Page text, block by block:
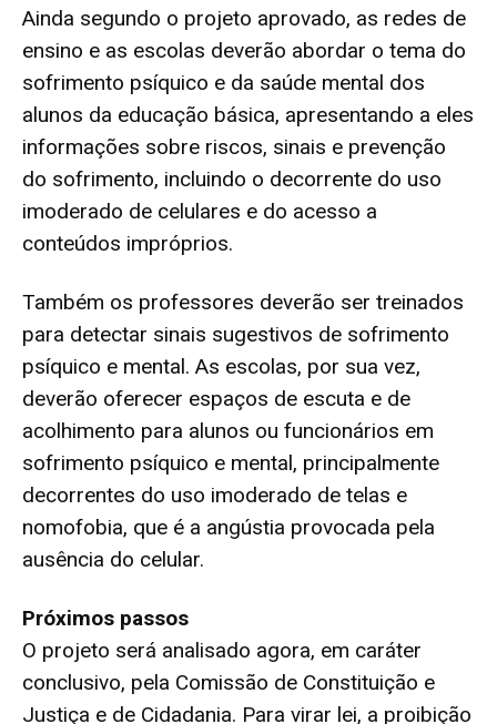
Ainda segundo o projeto aprovado, as redes de
ensino e as escolas deverão abordar o tema do
sofrimento psíquico e da saúde mental dos
alunos da educação básica, apresentando a eles
informações sobre riscos, sinais e prevenção
do sofrimento, incluindo o decorrente do uso
imoderado de celulares e do acesso a
conteúdos impróprios.
Também os professores deverão ser treinados
para detectar sinais sugestivos de sofrimento
psíquico e mental. As escolas, por sua vez,
deverão oferecer espaços de escuta e de
acolhimento para alunos ou funcionários em
sofrimento psíquico e mental, principalmente
decorrentes do uso imoderado de telas e
nomofobia, que é a angústia provocada pela
ausência do celular.
Próximos passos
O projeto será analisado agora, em caráter
conclusivo, pela Comissão de Constituição e
Justiça e de Cidadania. Para virar lei, a proibição